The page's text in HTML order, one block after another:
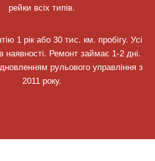
рейки всіх типів.
1 рік або 30 тис. км. пробігу. Усі
наявності. Ремонт займає 1-2 дні.
рульового управління з
2011 року.